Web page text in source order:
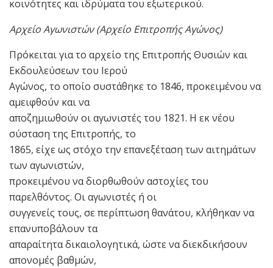
κοινότητες και ιδρύματα του εξωτερικού.
Αρχείο Αγωνιστών (Αρχείο Επιτροπής Αγώνος)
Πρόκειται για το αρχείο της Επιτροπής Θυσιών και
Εκδουλεύσεων του Ιερού
Αγώνος, το οποίο συστάθηκε το 1846, προκειμένου να
αμειφθούν και να
αποζημιωθούν οι αγωνιστές του 1821. Η εκ νέου
σύσταση της Επιτροπής, το
1865, είχε ως στόχο την επανεξέταση των αιτημάτων
των αγωνιστών,
προκειμένου να διορθωθούν αστοχίες του
παρελθόντος. Οι αγωνιστές ή οι
συγγενείς τους, σε περίπτωση θανάτου, κλήθηκαν να
επανυποβάλουν τα
απαραίτητα δικαιολογητικά, ώστε να διεκδικήσουν
απονομές βαθμών,